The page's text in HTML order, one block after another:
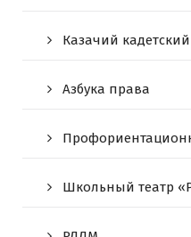
Казачий
Азбука права
Школьный театр